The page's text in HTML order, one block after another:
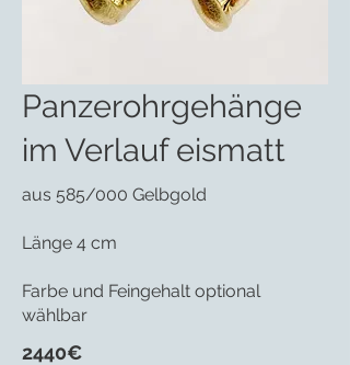
Panzerohrgehänge
im Verlauf eismatt
aus 585/000 Gelbgold
Länge 4 cm
Farbe und Feingehalt optional
wählbar
2440€